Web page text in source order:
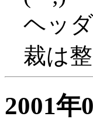
ヘッ
裁は
2001年